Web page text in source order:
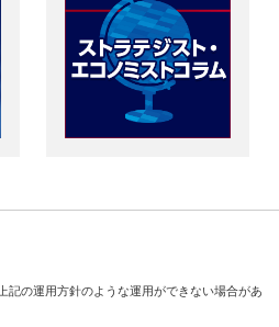
記の運用方針のような運用ができない場合があ